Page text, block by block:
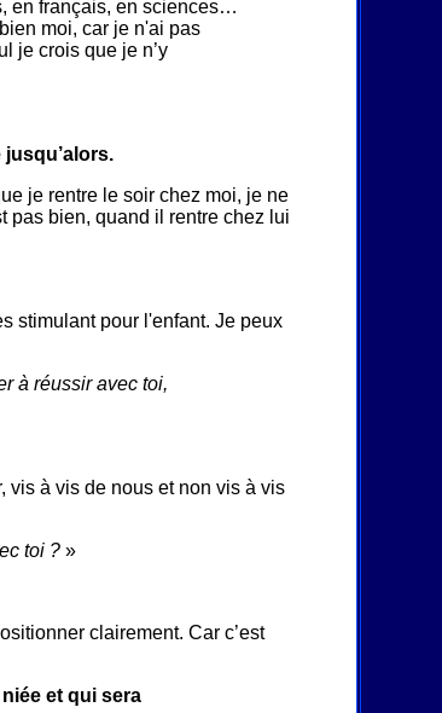
en français, en sciences…
moi, car je n'ai pas
je crois que je n’y
je rentre le soir chez moi, je ne
pas bien, quand il rentre chez lui
stimulant pour l'enfant. Je peux
à réussir avec toi,
vis à vis de nous et non vis à vis
toi ? »
clairement. Car c’est
et qui sera